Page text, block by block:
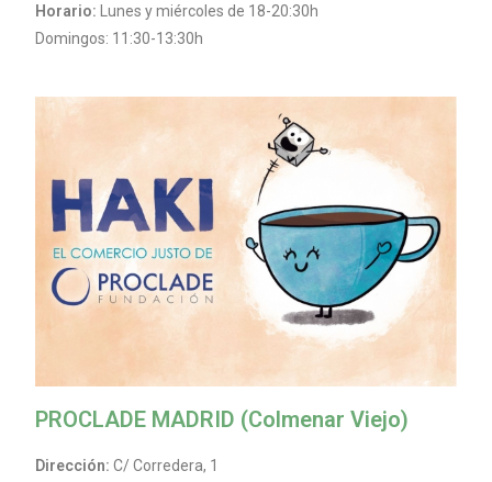
Horario: Lunes y miércoles de 18-20:30h
Domingos: 11:30-13:30h
PROCLADE MADRID (Colmenar Viejo)
Dirección:C/ Corredera, 1